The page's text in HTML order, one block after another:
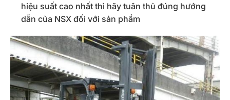
hiệu suất cao nhất thì hãy tuân thủ đúng hướng
dẫn của NSX đối với sản phẩm